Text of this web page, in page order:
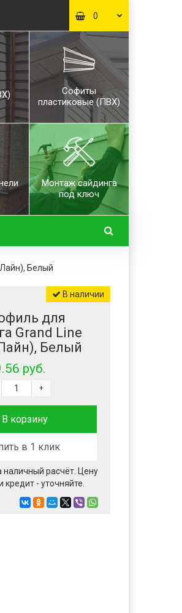
0
Софиты
пластиковые (ПВХ)
Монтаж сайдинга
под ключ
Белый
В наличии
для
Grand Line
Белый
руб.
+
В корзину
в 1 клик
наличный расчёт. Цену
кредит - уточняйте.